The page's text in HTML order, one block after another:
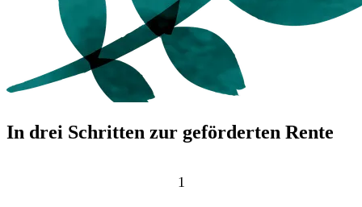
In drei Schritten zur geförderten Rente
1